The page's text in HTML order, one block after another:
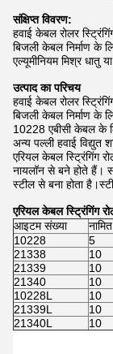
संक्षिप्त विवरण:
हवाई केबल रोलर
बिजली केबल निर्माण के
एल्यूमीनियम मिश्र धातु
उत्पाद का परिचय
हवाई केबल रोलर
बिजली केबल निर्माण के
10228 एबीसी केबल के
अन्य पल्ली हवाई
एरियल केबल स्ट्रिंगिंग
नायलॉन से बने होते हैं।
स्टील से बना होता
एरियल केबल स्ट्रिंगिंग
आइटम संख्या
10228
5
21338
10
21339
10
21340
10
10228L
10
21339L
10
21340L
10